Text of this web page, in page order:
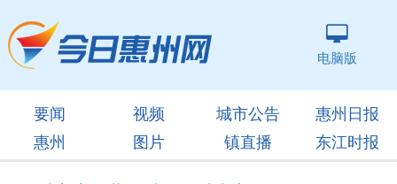
电脑版
要闻 视频 城市公告
惠州日报
惠州
图片 镇直播 东江时报